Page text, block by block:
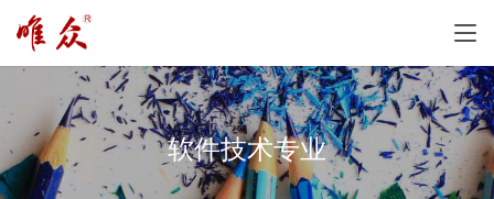
软件技术专业